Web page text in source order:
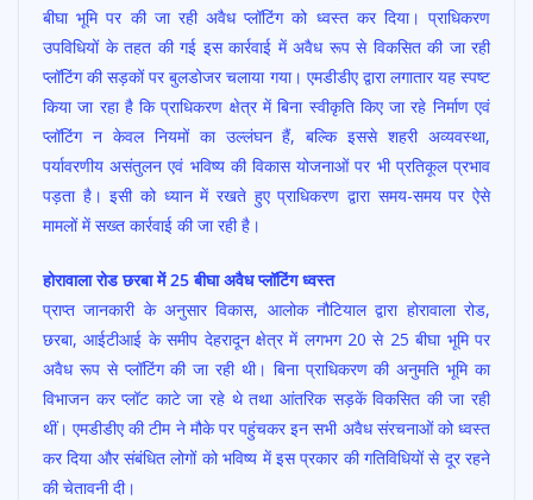
बीघा भूमि पर की जा रही अवैध प्लॉटिंग को ध्वस्त कर दिया। प्राधिकरण
उपविधियों के तहत की गई इस कार्रवाई में अवैध रूप से विकसित की जा रही
प्लॉटिंग की सड़कों पर बुलडोजर चलाया गया। एमडीडीए द्वारा लगातार यह स्पष्ट
किया जा रहा है कि प्राधिकरण क्षेत्र में बिना स्वीकृति किए जा रहे निर्माण एवं
प्लॉटिंग न केवल नियमों का उल्लंघन हैं, बल्कि इससे शहरी अव्यवस्था,
पर्यावरणीय असंतुलन एवं भविष्य की विकास योजनाओं पर भी प्रतिकूल प्रभाव
पड़ता है। इसी को ध्यान में रखते हुए प्राधिकरण द्वारा समय-समय पर ऐसे
मामलों में सख्त कार्रवाई की जा रही है।
होरावाला रोड छरबा में 25 बीघा अवैध प्लॉटिंग ध्वस्त
प्राप्त जानकारी के अनुसार विकास, आलोक नौटियाल द्वारा होरावाला रोड,
छरबा, आईटीआई के समीप देहरादून क्षेत्र में लगभग 20 से 25 बीघा भूमि पर
अवैध रूप से प्लॉटिंग की जा रही थी। बिना प्राधिकरण की अनुमति भूमि का
विभाजन कर प्लॉट काटे जा रहे थे तथा आंतरिक सड़कें विकसित की जा रही
थीं। एमडीडीए की टीम ने मौके पर पहुंचकर इन सभी अवैध संरचनाओं को ध्वस्त
कर दिया और संबंधित लोगों को भविष्य में इस प्रकार की गतिविधियों से दूर रहने
की चेतावनी दी।